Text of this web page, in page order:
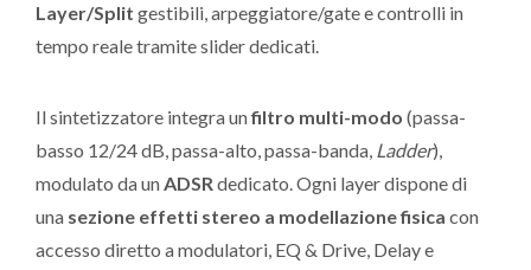
Layer/Split gestibili, arpeggiatore/gate e controlli in
tempo reale tramite slider dedicati.
Il sintetizzatore integra unfiltro multi-modo (passa-
basso 12/24 dB, passa-alto, passa-banda, Ladder),
modulato da unADSR dedicato. Ogni layer dispone di
una sezione effetti stereo a modellazione fisica con
accesso diretto a modulatori, EQ & Drive, Delay e